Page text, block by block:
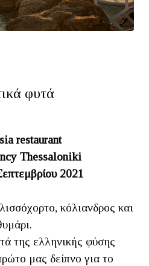
φυτά
restaurant
Thessaloniki
2021
κόλιανδρος και
της ελληνικής φύσης
μας δείπνο για το